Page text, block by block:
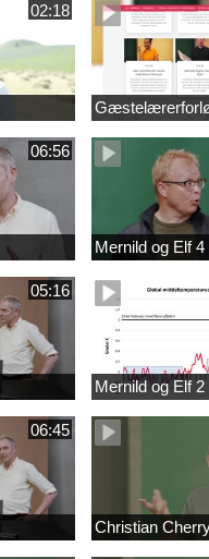
02:18
06:56
Mernild og Elf 4
05:16
Mernild og Elf 2
06:45
Christian